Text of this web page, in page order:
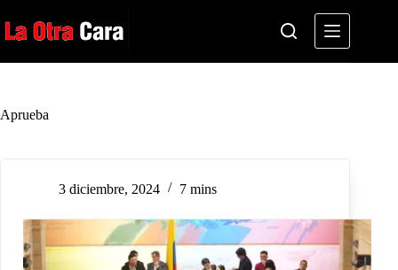
al
contenido
Aprueba
3 diciembre, 2024 7 mins